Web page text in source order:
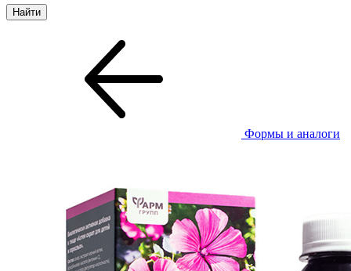
Формы и аналоги